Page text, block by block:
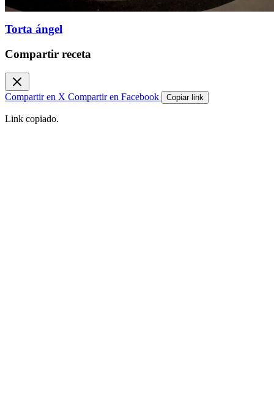
Torta ángel
Compartir receta
Compartir en X Compartir en Facebook Copiar link
Link copiado.